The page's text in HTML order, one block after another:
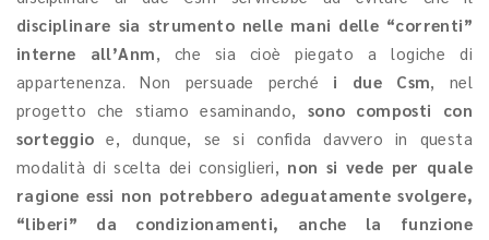
disciplinare sia strumento nelle mani delle “correnti”
interne all’Anm, che sia cioè piegato a logiche di
appartenenza. Non persuade perché i due Csm, nel
progetto che stiamo esaminando, sono composti con
sorteggio e, dunque, se si confida davvero in questa
modalità di scelta dei consiglieri, non si vede per quale
ragione essi non potrebbero adeguatamente svolgere,
“liberi” da condizionamenti, anche la funzione